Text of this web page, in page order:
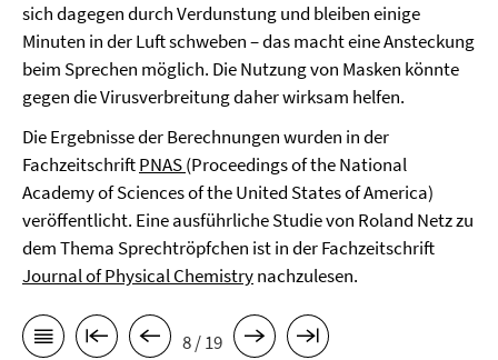
sich dagegen durch Verdunstung und bleiben einige
Minuten in der Luft schweben – das macht eine Ansteckung
beim Sprechen möglich. Die Nutzung von Masken könnte
gegen die Virusverbreitung daher wirksam helfen.
Die Ergebnisse der Berechnungen wurden in der
FachzeitschriftPNAS(Proceedings of the National
Academy of Sciences of the United States of America)
veröffentlicht. Eine ausführliche Studie von Roland Netz zu
dem Thema Sprechtröpfchen ist in der Fachzeitschrift
Journal of Physical Chemistrynachzulesen.
8 / 19